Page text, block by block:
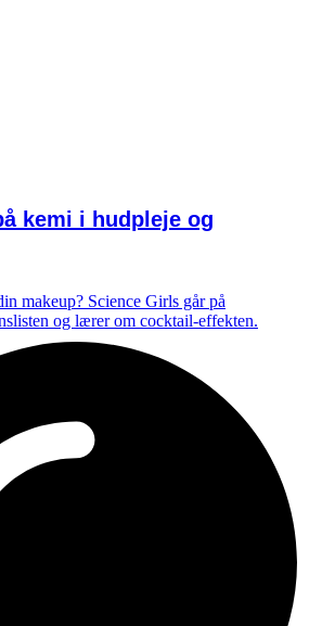
kemi i hudpleje og
makeup? Science Girls går på
og lærer om cocktail-effekten.